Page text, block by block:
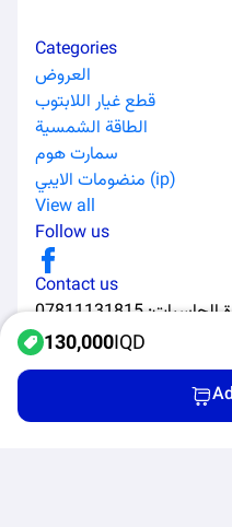
130,000IQD
Categories
العروض
قطع غيار اللابتوب
الطاقة الشمسية
سمارت هوم
منضومات الايبي (ip)
View all
Follow us
Contact us
الحاسبات:
07811131815
Home Categories